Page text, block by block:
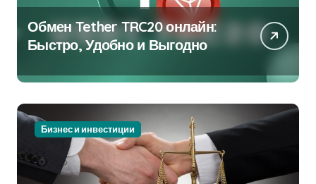
Обмен Tether TRC20 онлайн:
Быстро, Удобно и Выгодно
Бизнес и инвестиции